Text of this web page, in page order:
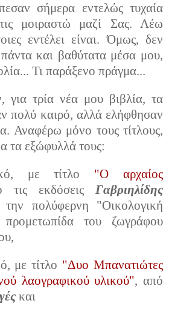
σήμερα εντελώς τυχαία
μοιραστώ μαζί Σας. Λέω
εντέλει είναι. Όμως, δεν
και βαθύτατα μέσα μου,
Τι παράξενο πράγμα...
για τρία νέα μου βιβλία, τα
πολύ καιρό, αλλά ελήφθησαν
Αναφέρω μόνο τους τίτλους,
τα εξώφυλλά τους:
με τίτλο "Ο αρχαίος
τις εκδόσεις Γαβριηλίδης
πολύφερνη "Οικολογική
του ζωγράφου
με τίτλο "Δυο Μπανατιώτες
λαογραφικού υλικού", από
και